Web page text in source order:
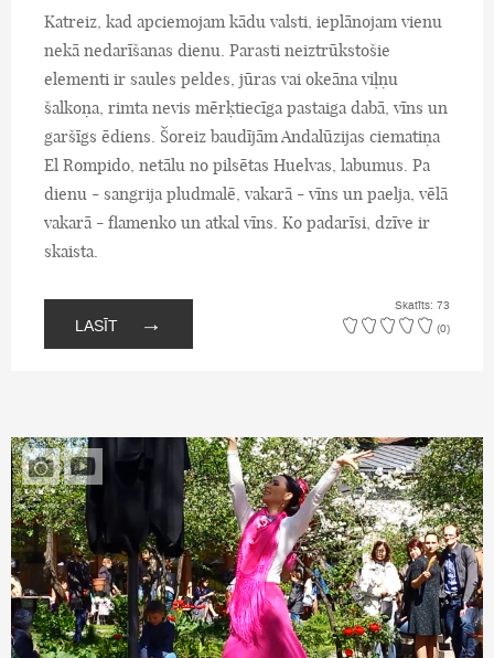
Katreiz, kad apciemojam kādu valsti, ieplānojam vienu
nekā nedarīšanas dienu. Parasti neiztrūkstošie
elementi ir saules peldes, jūras vai okeāna viļņu
šalkoņa, rimta nevis mērķtiecīga pastaiga dabā, vīns un
garšīgs ēdiens. Šoreiz baudījām Andalūzijas ciematiņa
El Rompido, netālu no pilsētas Huelvas, labumus. Pa
dienu - sangrija pludmalē, vakarā - vīns un paelja, vēlā
vakarā - flamenko un atkal vīns. Ko padarīsi, dzīve ir
skaista.
LASĪT →
Skatīts: 73
(0)